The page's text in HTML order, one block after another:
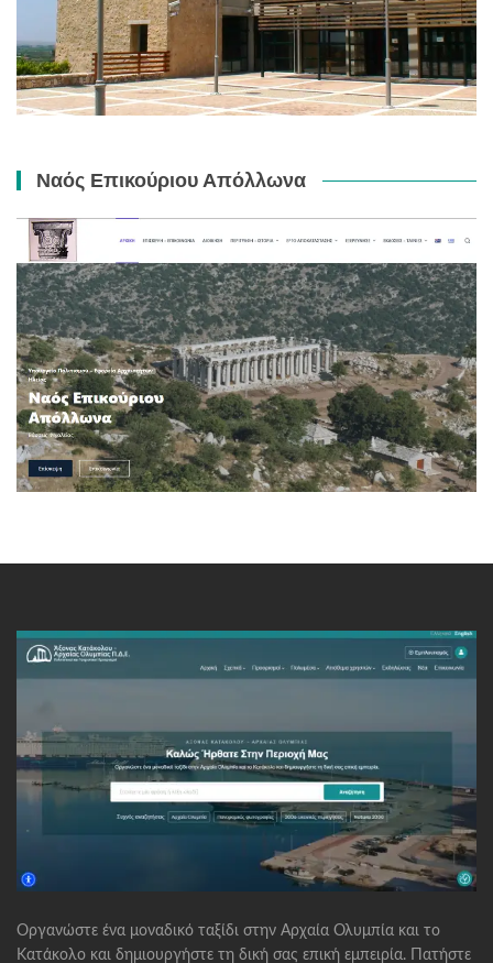
Ναός Επικούριου Απόλλωνα
Οργανώστε ένα μοναδικό ταξίδι στην Αρχαία Ολυμπία και το
Κατάκολο και δημιουργήστε τη δική σας επική εμπειρία. Πατήστε